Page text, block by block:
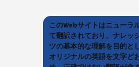
このWebサイトはニューラ
て翻訳されており、ナレッ
ツの基本的な理解を目的と
オリジナルの英語を文字ど